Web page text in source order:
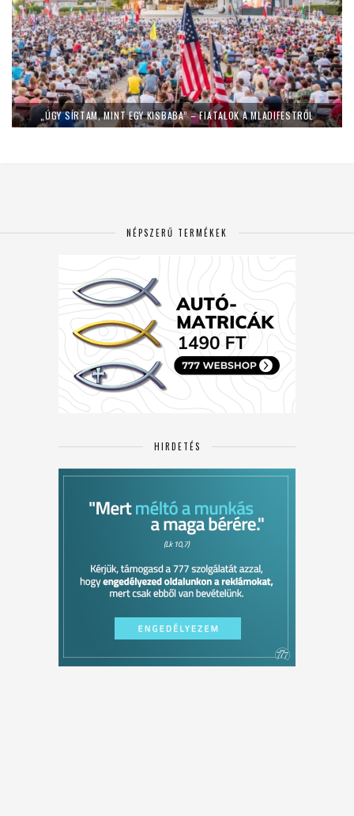
„ÚGY SÍRTAM, MINT EGY KISBABA” – FIATALOK A MLADIFESTRŐL
NÉPSZERŰ TERMÉKEK
HIRDETÉS